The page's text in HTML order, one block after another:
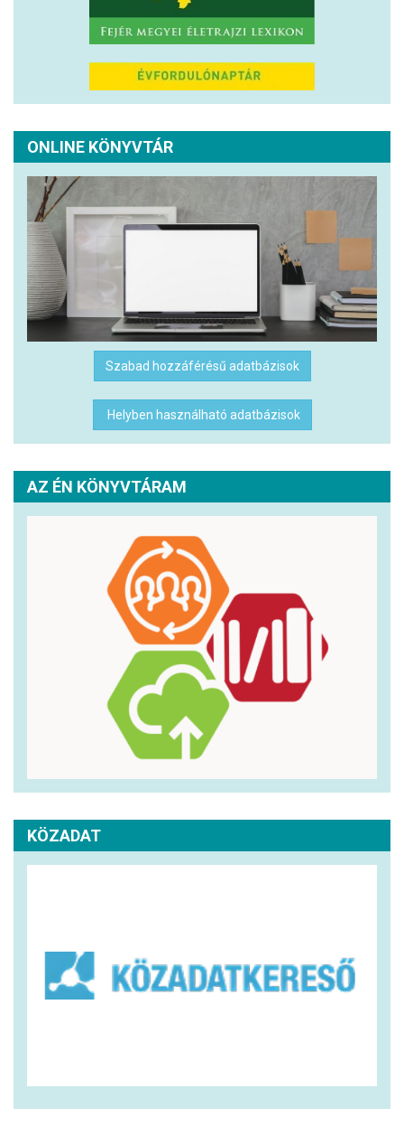
ONLINE KÖNYVTÁR
Szabad hozzáférésű adatbázisok
Helyben használható adatbázisok
AZ ÉN KÖNYVTÁRAM
KÖZADAT